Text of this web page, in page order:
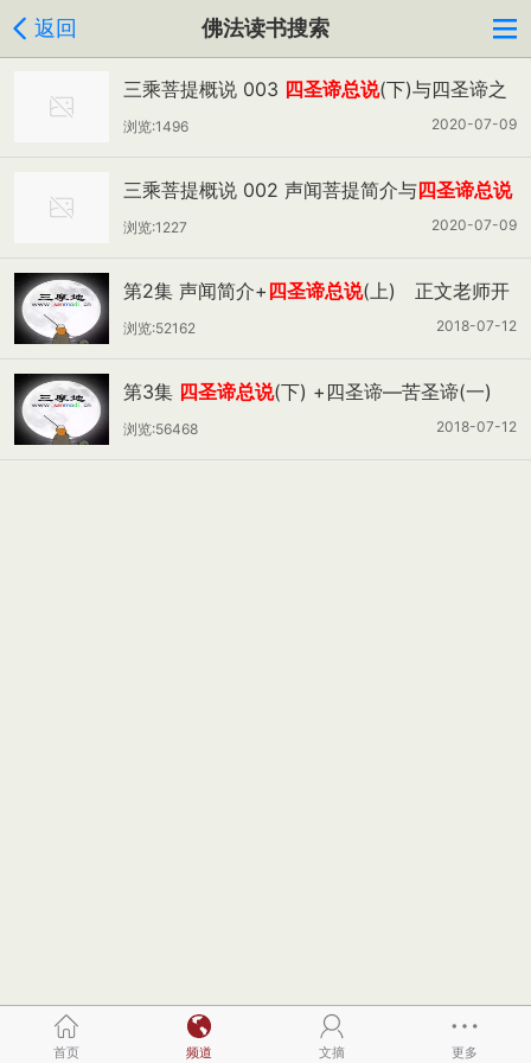
返回 佛法读书搜索
三乘菩提概说 003 四圣谛总说(下)与四圣谛之
苦圣谛（一）
2020-07-09
浏览:1496
三乘菩提概说 002 声闻菩提简介与四圣谛总说
(上)
2020-07-09
浏览:1227
第2集 声闻简介+ 四圣谛总说(上) 正文老师开
示
2018-07-12
浏览:52162
第3集 四圣谛总说(下) +四圣谛—苦圣谛(一)
正文老师开示
2018-07-12
浏览:56468
首页 频道 文摘 更多